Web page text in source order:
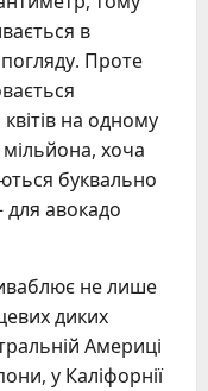
в
Проте
на одному
хоча
буквально
для авокадо
не лише
диких
Америці
у Каліфорнії